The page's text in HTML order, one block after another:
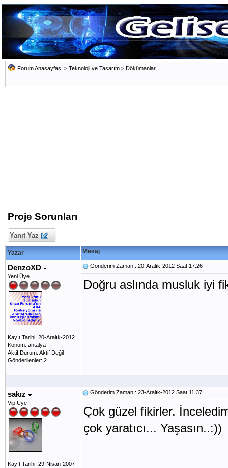
Forum Anasayfası > Teknoloji ve Tasarım > Dökümanlar
Proje Sorunları
Yanıt Yaz
Yazar Mesaj
DenzoXD
Yeni Üye
Kayıt Tarihi: 20-Aralık-2012
Konum: antalya
Aktif Durum: Aktif Değil
Gönderilenler: 2
Gönderim Zamanı: 20-Aralık-2012 Saat 17:26
Doğru aslında musluk iyi
sakız
Vip Üye
Kayıt Tarihi: 29-Nisan-2007
Gönderim Zamanı: 23-Aralık-2012 Saat 11:37
Çok güzel fikirler.
çok yaratıcı... Yaşasın..:))